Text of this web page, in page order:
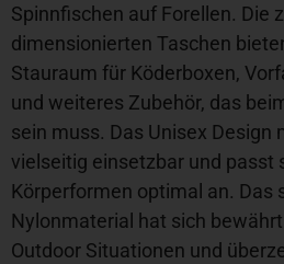
Spinnfischen auf Forellen. Die
dimensionierten Taschen
Stauraum für Köderboxen,
und weiteres Zubehör, das
sein muss. Das Unisex Design
vielseitig einsetzbar und passt
Körperformen optimal an. Das
Nylonmaterial hat sich
Outdoor Situationen und